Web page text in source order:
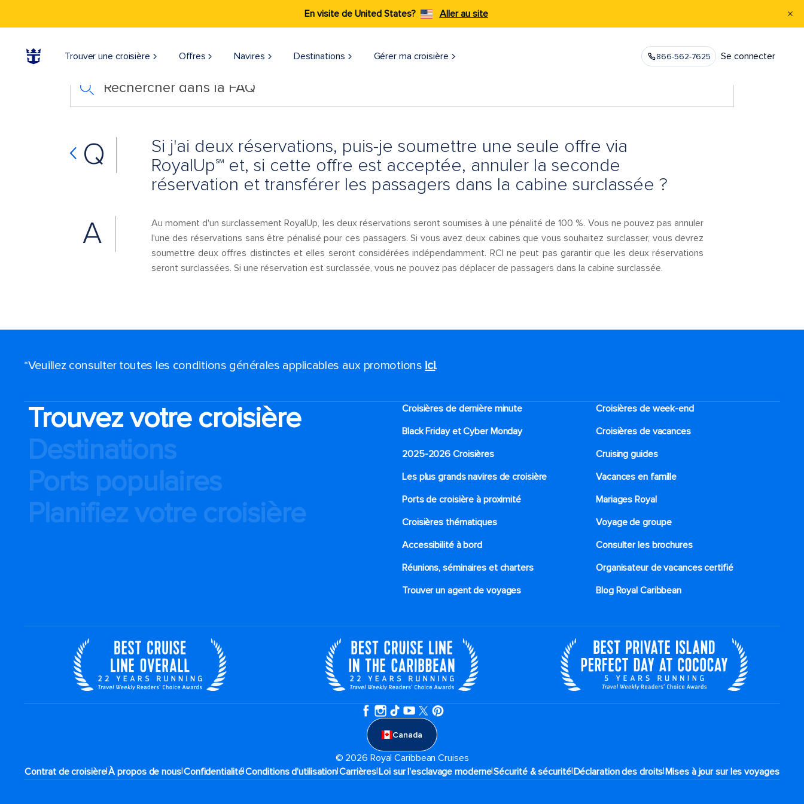
En visite de United States? Aller au site
Trouver une croisière Offres Navires Destinations Gérer ma croisière​ 866-562-7625 Se connecter
Rechercher dans la FAQ
Q
Si j'ai deux réservations, puis-je soumettre une seule offre via
RoyalUp℠ et, si cette offre est acceptée, annuler la seconde
réservation et transférer les passagers dans la cabine surclassée ?
A
Au moment d'un surclassement RoyalUp, les deux réservations seront soumises à une pénalité de 100 %. Vous ne pouvez pas annuler
l'une des réservations sans être pénalisé pour ces passagers. Si vous avez deux cabines que vous souhaitez surclasser, vous devrez
soumettre deux offres distinctes et elles seront considérées indépendamment. RCI ne peut pas garantir que les deux réservations
seront surclassées. Si une réservation est surclassée, vous ne pouvez pas déplacer de passagers dans la cabine surclassée.
*Veuillez consulter toutes les conditions générales applicables aux promotions ici.
Trouvez votre croisière
Destinations
Ports populaires
Planifiez votre croisière
Croisières de dernière minute
Croisières de week-end
Black Friday et Cyber Monday
Croisières de vacances
2025-2026 Croisières
Cruising guides
Les plus grands navires de croisière
Vacances en famille
Ports de croisière à proximité
Mariages Royal
Croisières thématiques
Voyage de groupe​
Accessibilité à bord​
Consulter les brochures
Réunions, séminaires et charters
Organisateur de vacances certifié
Trouver un agent de voyages
Blog Royal Caribbean
Canada
© 2026 Royal Caribbean Cruises
Contrat de croisière|À propos de nous|Confidentialité|Conditions d'utilisation|Carrières|Loi sur l'esclavage moderne|Sécurité & sécurité|Déclaration des droits|Mises à jour sur les voyages